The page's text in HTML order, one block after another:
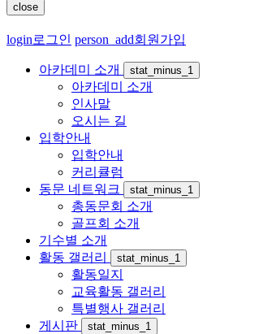
close
login로그인 person_add회원가입
아카데미 소개 stat_minus_1
아카데미 소개
인사말
오시는 길
입학안내
입학안내
커리큘럼
동문 네트워크
stat_minus_1
총동문회 소개
골프회 소개
기수별 소개
활동 갤러리
stat_minus_1
활동일지
교육활동 갤러리
특별행사 갤러리
게시판
stat_minus_1